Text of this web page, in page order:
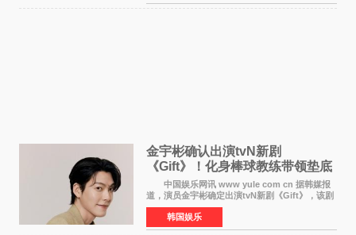
是张翼走进易学
金宇彬确认出演tvN新剧
《Gift》！化身棒球教练带领垫底
球队逆袭
中国娱乐网讯 www yule com cn 据韩媒报
道，演员金宇彬确定出演tvN新剧《Gift》，该剧
预计将于下半年播出，引发观众高度期待。
本剧改编自同名网络漫画，讲述一位经历意外事
故后获得特殊
韩国娱乐